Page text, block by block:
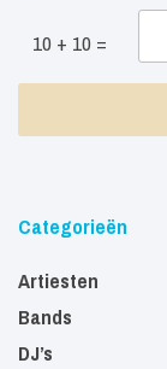
10 + 10 =
Categorieën
Artiesten
Bands
DJ’s